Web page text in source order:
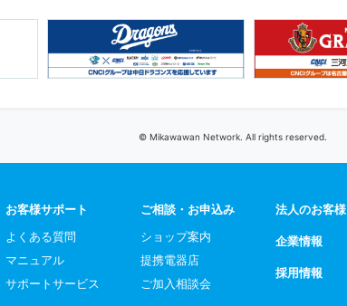
© Mikawawan Network. All rights reserved.
お客様サポート
よくある質問
マニュアル
サポートサービス
ご相談・お申込み
ショップ案内
提携電器店
ご加入相談会
法人のお客様
企業情報
採用情報